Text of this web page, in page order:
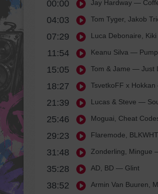
00:00 Jay Hardway —
04:03 Tom Tyger, Jakob
07:29 Luca Debonaire, Kiki
11:54 Keanu Silva — Pump
15:05 Tom & Jame — Just
18:27 TsvetkoFF x Hokkan
21:39 Lucas & Steve —
25:46 Moguai, Cheat
29:23 Flaremode, BLKWHT
31:48 Zonderling, Mingue
35:28 AD, BD — Glint
38:52 Armin Van Buuren,